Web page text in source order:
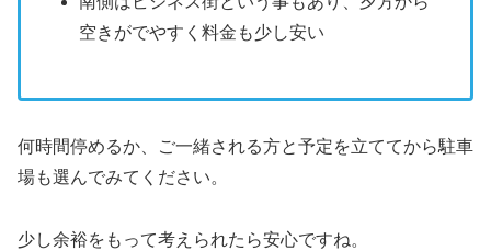
空きがでやすく料金も少し安い
何時間停めるか、ご一緒される方と予定を立ててから駐車
場も選んでみてください。
少し余裕をもって考えられたら安心ですね。